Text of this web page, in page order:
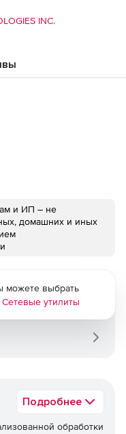
INC.
и ИП – не
домашних и иных
Подробнее
обработки
можете выбрать
Сетевые утилиты